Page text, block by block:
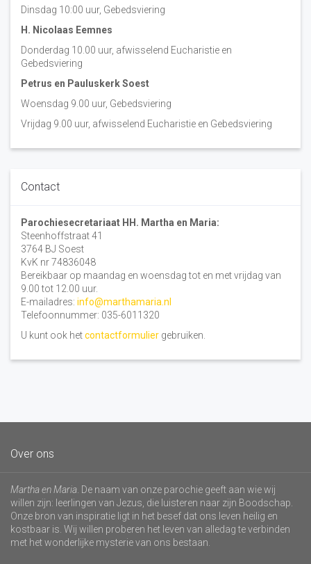
Dinsdag 10:00 uur, Gebedsviering
H. Nicolaas Eemnes
Donderdag 10.00 uur, afwisselend Eucharistie en
Gebedsviering
Petrus en Pauluskerk Soest
Woensdag 9.00 uur, Gebedsviering
Vrijdag 9.00 uur, afwisselend Eucharistie en Gebedsviering
Contact
Parochiesecretariaat HH. Martha en Maria:
Steenhoffstraat 41
3764 BJ Soest
KvK nr 74836048
Bereikbaar op maandag en woensdag tot en met vrijdag van
9.00 tot 12.00 uur.
E-mailadres: info@marthamaria.nl
Telefoonnummer: 035-6011320
U kunt ook hetcontactformulier gebruiken.
Over ons
Martha en Maria . De naam van onze parochie geeft aan wie wij
willen zijn: leerlingen van Jezus, die luisteren naar zijn Boodschap.
Onze bron van inspiratie ligt in het besef dat ons leven heilig en
kostbaar is. Wij willen proberen het leven van alledag te verbinden
met het wonderlijke mysterie van ons bestaan.